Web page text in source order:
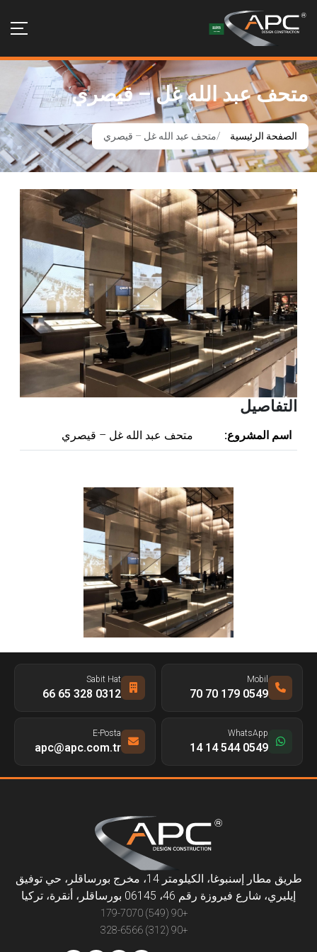
متحف عبد الله غل – قيصري
الصفحة الرئيسية متحف عبد الله غل – قيصري
التفاصيل
اسم المشروع: متحف عبد الله غل – قيصري
Mobil
0549 179 70 70
Sabit Hat
0312 328 65 66
WhatsApp
0549 544 14 14
E-Posta
apc@apc.com.tr
طريق مطار إسنبوغا، الكيلومتر 14، مخرج بورساقلر، حي توفيق
إيليري، شارع فيروزة رقم 46، 06145 بورساقلر، أنقرة، تركيا
+90 (549) 179-7070
+90 (312) 328-6566